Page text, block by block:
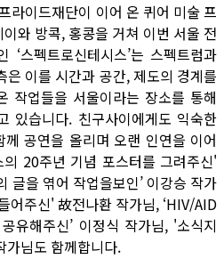
라이드재단이 이어 온 퀴어 미술 프
와 방콕, 홍콩을 거쳐 이번 서울 전
‘스펙트로신테시스’는 스펙트럼과
은 이를 시간과 공간, 제도의 경계를
작업들을 서울이라는 장소를 통해
있습니다. 친구사이에게도 익숙한
께 공연을 올리며 오랜 인연을 이어
20주년 기념 포스터를 그려주신'
글을 엮어 작업을보인’ 이강승 작가
어주신' 故전나환 작가님, ‘HIV/AID
유해주신’ 이정식 작가님, '소식지
가님도 함께합니다.